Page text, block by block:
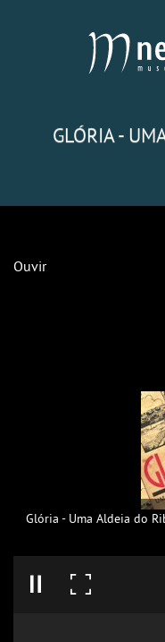
GLÓRIA -
Ouvir
Glória - Uma Aldeia do